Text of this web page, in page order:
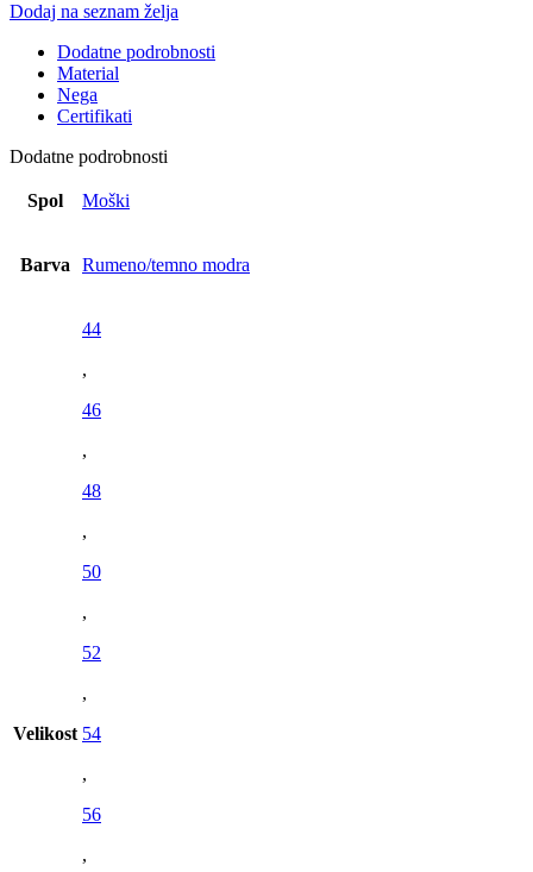
Dodaj na seznam želja
Dodatne podrobnosti
Material
Nega
Certifikati
Dodatne podrobnosti
Spol Moški
Barva Rumeno/temno modra
Velikost
44
,
46
,
48
,
50
,
52
,
54
,
56
,